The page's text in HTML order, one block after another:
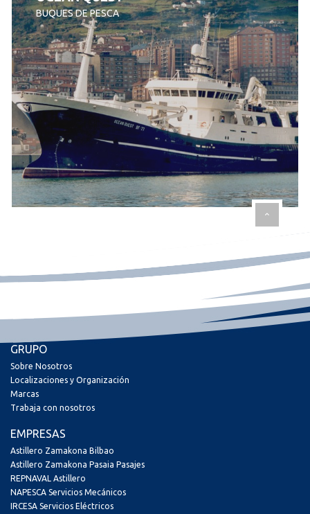
BUQUES DE PESCA
GRUPO
Sobre Nosotros
Localizaciones y Organización
Marcas
Trabaja con nosotros
EMPRESAS
Astillero Zamakona Bilbao
Astillero Zamakona Pasaia Pasajes
REPNAVAL Astillero
NAPESCA Servicios Mecánicos
IRCESA Servicios Eléctricos